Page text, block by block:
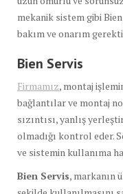
mekanik sistem gibi
bakım ve onarım
Bien Servis
Firmamız, montaj
bağlantılar ve montaj
sızıntısı, yanlış
olmadığı kontrol eder.
ve sistemin kullanıma
Bien Servis, markanın